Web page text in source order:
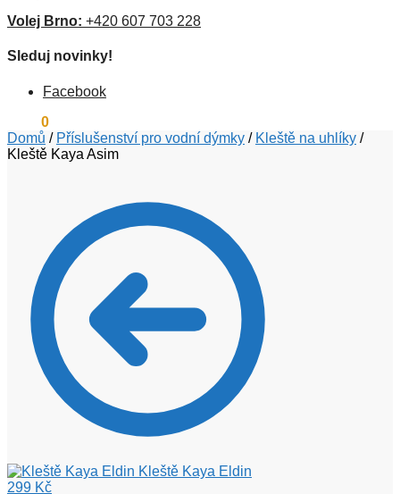
Volej Brno: +420 607 703 228
Sleduj novinky!
Facebook
0
Domů / Příslušenství pro vodní dýmky / Kleště na uhlíky /
Kleště Kaya Asim
Kleště Kaya Eldin
299 Kč